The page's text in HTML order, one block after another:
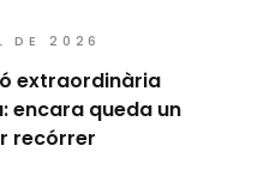
DE 2026
extraordinària
encara queda un
recórrer